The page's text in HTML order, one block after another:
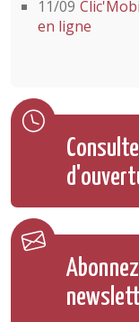
11/09
en ligne